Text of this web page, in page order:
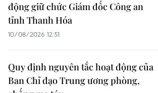
động giữ chức Giám đốc Công an
tỉnh Thanh Hóa
10/08/2026 12:51
Quy định nguyên tắc hoạt động của
Ban Chỉ đạo Trung ương phòng,